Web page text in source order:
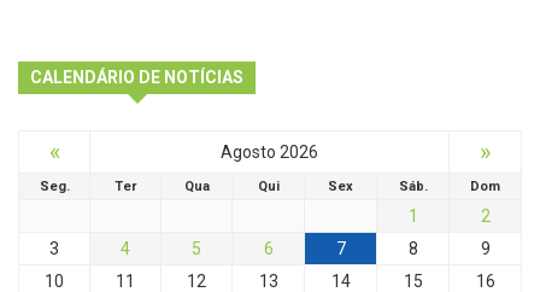
CALENDÁRIO DE NOTÍCIAS
« Agosto 2026 »
Seg. Ter Qua Qui Sex Sáb. Dom
1
2
3
4 5 6 7 8
9
10
11 12 13 14 15
16